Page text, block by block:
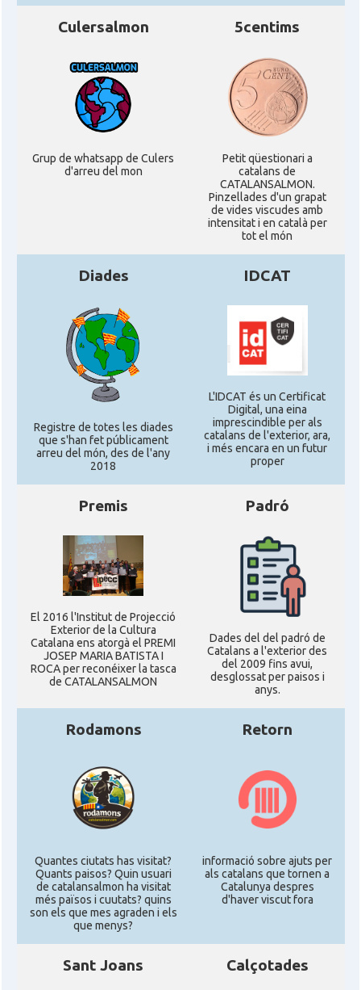
Culersalmon
Grup de whatsapp de Culers
d'arreu del mon
5centims
Petit qüestionari a
catalans de
CATALANSALMON.
Pinzellades d'un grapat
de vides viscudes amb
intensitat i en català per
tot el món
Diades
Registre de totes les diades
que s'han fet públicament
arreu del món, des de l'any
2018
IDCAT
L'IDCAT és un Certificat
Digital, una eina
imprescindible per als
catalans de l'exterior, ara,
i més encara en un futur
proper
Premis
El 2016 l'Institut de Projecció
Exterior de la Cultura
Catalana ens atorgà el PREMI
JOSEP MARIA BATISTA I
ROCA per reconéixer la tasca
de CATALANSALMON
Padró
Dades del del padró de
Catalans a l'exterior des
del 2009 fins avui,
desglossat per paisos i
anys.
Rodamons
Quantes ciutats has visitat?
Quants paisos? Quin usuari
de catalansalmon ha visitat
més països i cuutats? quins
son els que mes agraden i els
que menys?
Retorn
informació sobre ajuts per
als catalans que tornen a
Catalunya despres
d'haver viscut fora
Sant Joans Calçotades